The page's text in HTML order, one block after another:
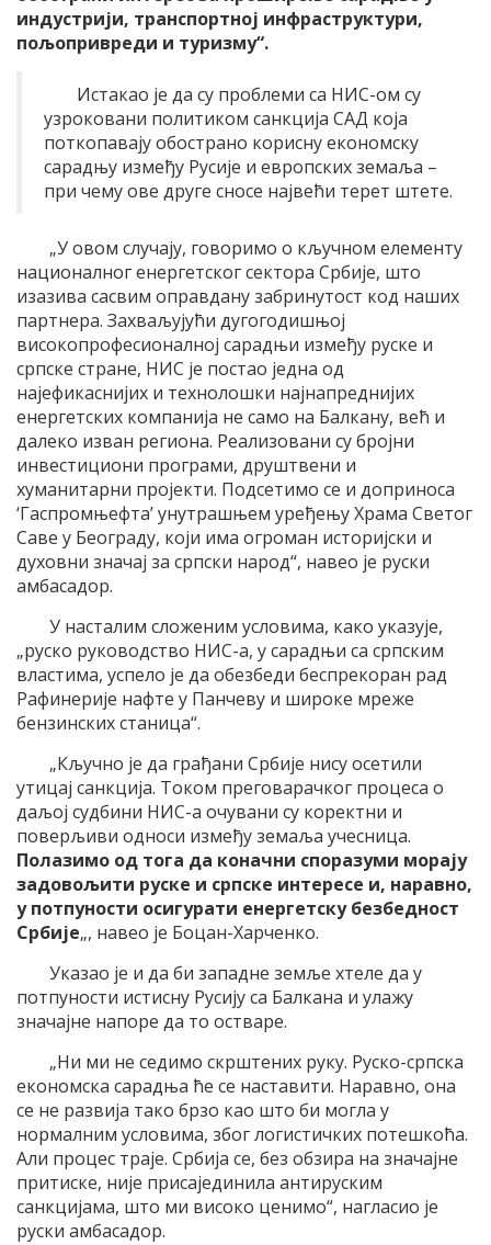
индустрији, транспортној инфраструктури,
пољопривреди и туризму“.
Истакао је да су проблеми са НИС-ом су
узроковани политиком санкција САД која
поткопавају обострано корисну економску
сарадњу између Русије и европских земаља –
при чему ове друге сносе највећи терет штете.
„У овом случају, говоримо о кључном елементу
националног енергетског сектора Србије, што
изазива сасвим оправдану забринутост код наших
партнера. Захваљујући дугогодишњој
високопрофесионалној сарадњи између руске и
српске стране, НИС је постао једна од
најефикаснијих и технолошки најнапреднијих
енергетских компанија не само на Балкану, већ и
далеко изван региона. Реализовани су бројни
инвестициони програми, друштвени и
хуманитарни пројекти. Подсетимо се и доприноса
‘Гаспромњефта’ унутрашњем уређењу Храма Светог
Саве у Београду, који има огроман историјски и
духовни значај за српски народ“, навео је руски
амбасадор.
У насталим сложеним условима, како указује,
„руско руководство НИС-а, у сарадњи са српским
властима, успело је да обезбеди беспрекоран рад
Рафинерије нафте у Панчеву и широке мреже
бензинских станица“.
„Кључно је да грађани Србије нису осетили
утицај санкција. Током преговарачког процеса о
даљој судбини НИС-а очувани су коректни и
поверљиви односи између земаља учесница.
Полазимо од тога да коначни споразуми морају
задовољити руске и српске интересе и, наравно,
у потпуности осигурати енергетску безбедност
Србије„, навео је Боцан-Харченко.
Указао је и да би западне земље хтеле да у
потпуности истисну Русију са Балкана и улажу
значајне напоре да то остваре.
„Ни ми не седимо скрштених руку. Руско-српска
економска сарадња ће се наставити. Наравно, она
се не развија тако брзо као што би могла у
нормалним условима, због логистичких потешкоћа.
Али процес траје. Србија се, без обзира на значајне
притиске, није присајединила антируским
санкцијама, што ми високо ценимо“, нагласио је
руски амбасадор.